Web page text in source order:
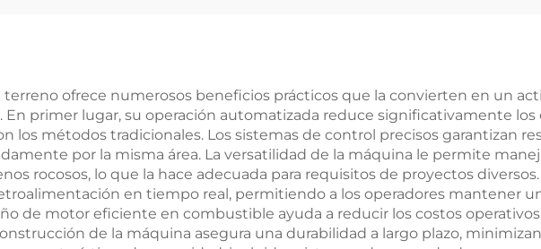
terreno ofrece numerosos beneficios prácticos que la convierten en un
En primer lugar, su operación automatizada reduce significativamente
los métodos tradicionales. Los sistemas de control precisos garantizan
por la misma área. La versatilidad de la máquina le permite
rocosos, lo que la hace adecuada para requisitos de proyectos
en tiempo real, permitiendo a los operadores mantener
de motor eficiente en combustible ayuda a reducir los costos
de la máquina asegura una durabilidad a largo plazo,